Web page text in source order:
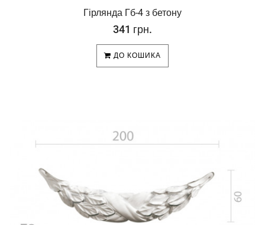
Гірлянда Гб-4 з бетону
341 грн.
ДО КОШИКА